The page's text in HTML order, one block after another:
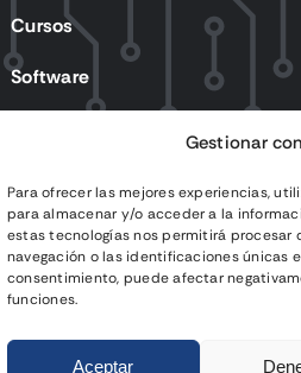
Gestionar
Para ofrecer las mejores experiencias,
para almacenar y/o acceder a la
estas tecnologías nos permitirá
navegación o las identificaciones únicas
consentimiento, puede afectar
funciones.
Aceptar
Cursos
Software